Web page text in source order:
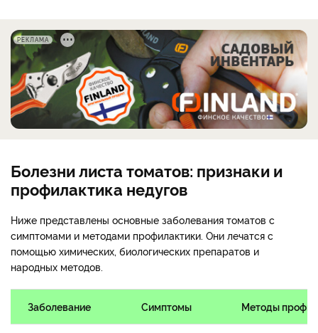
РЕКЛАМА
Болезни листа томатов: признаки и
профилактика недугов
Ниже представлены основные заболевания томатов с
симптомами и методами профилактики. Они лечатся с
помощью химических, биологических препаратов и
народных методов.
Заболевание Симптомы Методы